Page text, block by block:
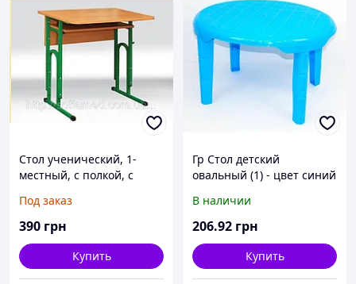
Стол ученический, 1-
местный, с полкой, с
Под заказ
390 грн
Купить
Гр Стол детский
овальный (1) - цвет синий
В наличии
206.92 грн
Купить